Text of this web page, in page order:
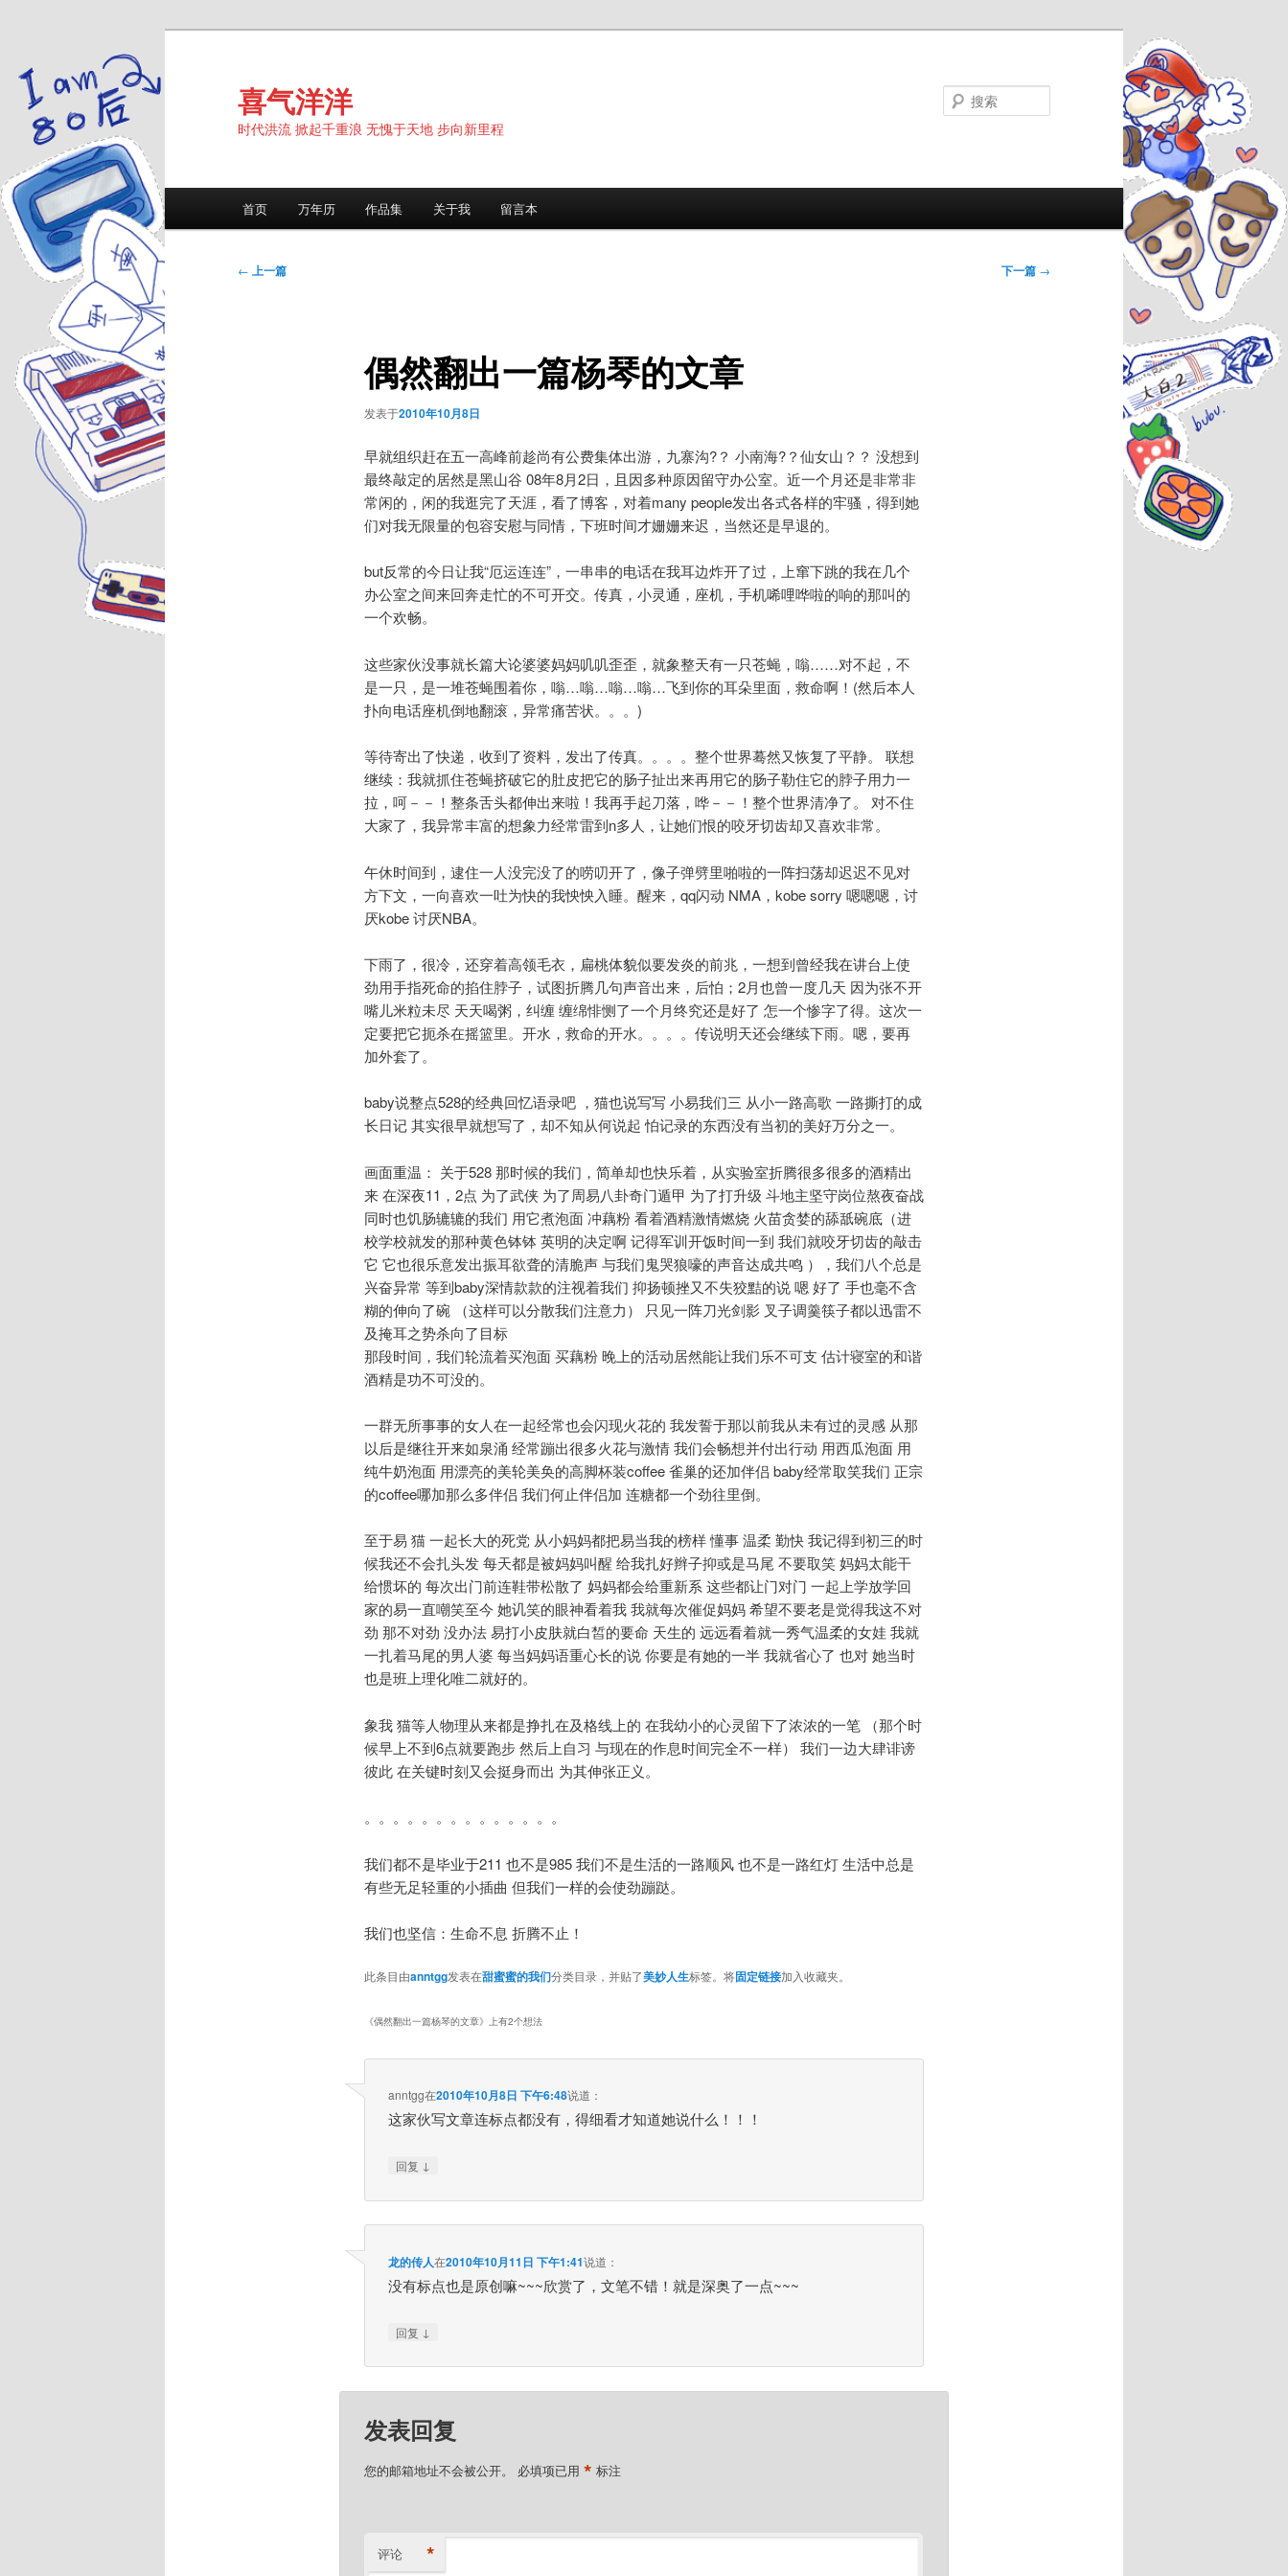
域
喜气洋洋
时代洪流 掀起千重浪 无愧于天地 步向新里程
首页 万年历 作品集 关于我 留言本
文
← 上一篇 下一篇 →
偶然翻出一篇杨琴的文章
发表于2010年10月8日
早就组织赶在五一高峰前趁尚有公费集体出游，九寨沟?？ 小南海?？仙女山？？ 没想到
最终敲定的居然是黑山谷 08年8月2日，且因多种原因留守办公室。近一个月还是非常非
常闲的，闲的我逛完了天涯，看了博客，对着many people发出各式各样的牢骚，得到她
们对我无限量的包容安慰与同情，下班时间才姗姗来迟，当然还是早退的。
but反常的今日让我“厄运连连”，一串串的电话在我耳边炸开了过，上窜下跳的我在几个
办公室之间来回奔走忙的不可开交。传真，小灵通，座机，手机唏哩哗啦的响的那叫的
一个欢畅。
这些家伙没事就长篇大论婆婆妈妈叽叽歪歪，就象整天有一只苍蝇，嗡……对不起，不
是一只，是一堆苍蝇围着你，嗡…嗡…嗡…嗡…飞到你的耳朵里面，救命啊！(然后本人
扑向电话座机倒地翻滚，异常痛苦状。。。)
等待寄出了快递，收到了资料，发出了传真。。。。整个世界蓦然又恢复了平静。 联想
继续：我就抓住苍蝇挤破它的肚皮把它的肠子扯出来再用它的肠子勒住它的脖子用力一
拉，呵－－！整条舌头都伸出来啦！我再手起刀落，哗－－！整个世界清净了。 对不住
大家了，我异常丰富的想象力经常雷到n多人，让她们恨的咬牙切齿却又喜欢非常。
午休时间到，逮住一人没完没了的唠叨开了，像子弹劈里啪啦的一阵扫荡却迟迟不见对
方下文，一向喜欢一吐为快的我怏怏入睡。醒来，qq闪动 NMA，kobe sorry 嗯嗯嗯，讨
厌kobe 讨厌NBA。
下雨了，很冷，还穿着高领毛衣，扁桃体貌似要发炎的前兆，一想到曾经我在讲台上使
劲用手指死命的掐住脖子，试图折腾几句声音出来，后怕；2月也曾一度几天 因为张不开
嘴儿米粒未尽 天天喝粥，纠缠 缠绵悱恻了一个月终究还是好了 怎一个惨字了得。这次一
定要把它扼杀在摇篮里。开水，救命的开水。。。。传说明天还会继续下雨。嗯，要再
加外套了。
baby说整点528的经典回忆语录吧 ，猫也说写写 小易我们三 从小一路高歌 一路撕打的成
长日记 其实很早就想写了，却不知从何说起 怕记录的东西没有当初的美好万分之一。
画面重温： 关于528 那时候的我们，简单却也快乐着，从实验室折腾很多很多的酒精出
来 在深夜11，2点 为了武侠 为了周易八卦奇门遁甲 为了打升级 斗地主坚守岗位熬夜奋战
同时也饥肠辘辘的我们 用它煮泡面 冲藕粉 看着酒精激情燃烧 火苗贪婪的舔舐碗底（进
校学校就发的那种黄色钵钵 英明的决定啊 记得军训开饭时间一到 我们就咬牙切齿的敲击
它 它也很乐意发出振耳欲聋的清脆声 与我们鬼哭狼嚎的声音达成共鸣 ），我们八个总是
兴奋异常 等到baby深情款款的注视着我们 抑扬顿挫又不失狡黠的说 嗯 好了 手也毫不含
糊的伸向了碗 （这样可以分散我们注意力） 只见一阵刀光剑影 叉子调羹筷子都以迅雷不
及掩耳之势杀向了目标
那段时间，我们轮流着买泡面 买藕粉 晚上的活动居然能让我们乐不可支 估计寝室的和谐
酒精是功不可没的。
一群无所事事的女人在一起经常也会闪现火花的 我发誓于那以前我从未有过的灵感 从那
以后是继往开来如泉涌 经常蹦出很多火花与激情 我们会畅想并付出行动 用西瓜泡面 用
纯牛奶泡面 用漂亮的美轮美奂的高脚杯装coffee 雀巢的还加伴侣 baby经常取笑我们 正宗
的coffee哪加那么多伴侣 我们何止伴侣加 连糖都一个劲往里倒。
至于易 猫 一起长大的死党 从小妈妈都把易当我的榜样 懂事 温柔 勤快 我记得到初三的时
候我还不会扎头发 每天都是被妈妈叫醒 给我扎好辫子抑或是马尾 不要取笑 妈妈太能干
给惯坏的 每次出门前连鞋带松散了 妈妈都会给重新系 这些都让门对门 一起上学放学回
家的易一直嘲笑至今 她讥笑的眼神看着我 我就每次催促妈妈 希望不要老是觉得我这不对
劲 那不对劲 没办法 易打小皮肤就白皙的要命 天生的 远远看着就一秀气温柔的女娃 我就
一扎着马尾的男人婆 每当妈妈语重心长的说 你要是有她的一半 我就省心了 也对 她当时
也是班上理化唯二就好的。
象我 猫等人物理从来都是挣扎在及格线上的 在我幼小的心灵留下了浓浓的一笔 （那个时
候早上不到6点就要跑步 然后上自习 与现在的作息时间完全不一样） 我们一边大肆诽谤
彼此 在关键时刻又会挺身而出 为其伸张正义。
。。。。。。。。。。。。。。
我们都不是毕业于211 也不是985 我们不是生活的一路顺风 也不是一路红灯 生活中总是
有些无足轻重的小插曲 但我们一样的会使劲蹦跶。
我们也坚信：生命不息 折腾不止！
此条目由anntgg发表在甜蜜蜜的我们分类目录，并贴了美妙人生标签。将固定链接加入收藏夹。
《偶然翻出一篇杨琴的文章》上有2个想法
anntgg在2010年10月8日 下午6:48说道：
这家伙写文章连标点都没有，得细看才知道她说什么！！！
回复 ↓
龙的传人在2010年10月11日 下午1:41说道：
没有标点也是原创嘛~~~欣赏了，文笔不错！就是深奥了一点~~~
回复 ↓
发表回复
您的邮箱地址不会被公开。 必填项已用 * 标注
评论 *